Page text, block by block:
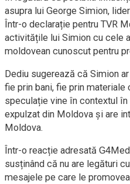
asupra lui George Simion,
Într-o declarație pentru TVR
activitățile lui Simion cu cele
moldovean cunoscut pentru
Dediu sugerează că Simion
fie prin bani, fie prin
speculație vine în contextul
expulzat din Moldova și are
Moldova.
Într-o reacție adresată
susținând că nu are legături
mesajele pe care le